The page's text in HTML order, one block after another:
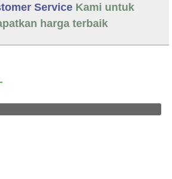
Service Kami untuk
harga terbaik